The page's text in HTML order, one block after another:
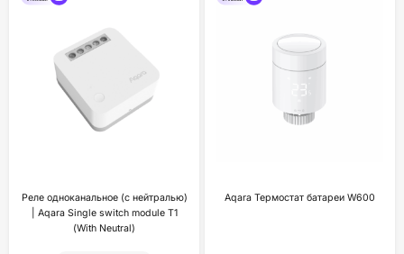
Реле одноканальное (с нейтралью)
| Aqara Single switch module T1
(With Neutral)
Aqara Термостат батареи W600